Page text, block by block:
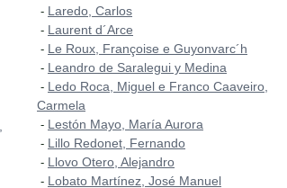
- Laredo, Carlos
- Laurent d´Arce
- Le Roux, Françoise e Guyonvarc´h
- Leandro de Saralegui y Medina
- Ledo Roca, Miguel e Franco Caaveiro,
Carmela
- Lestón Mayo, María Aurora
- Lillo Redonet, Fernando
- Llovo Otero, Alejandro
- Lobato Martínez, José Manuel